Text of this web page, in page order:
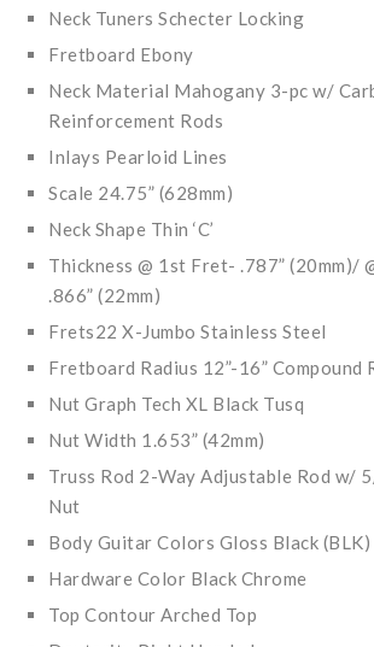
Neck Tuners Schecter Locking
Fretboard Ebony
Neck Material Mahogany 3-pc w/
Reinforcement Rods
Inlays Pearloid Lines
Scale 24.75” (628mm)
Neck Shape Thin ‘C’
Thickness @ 1st Fret- .787” (20mm)/
.866” (22mm)
Frets22 X-Jumbo Stainless Steel
Fretboard Radius 12”-16” Compound
Nut Graph Tech XL Black Tusq
Nut Width 1.653” (42mm)
Truss Rod 2-Way Adjustable Rod w/
Nut
Body Guitar Colors Gloss Black (BLK)
Hardware Color Black Chrome
Top Contour Arched Top